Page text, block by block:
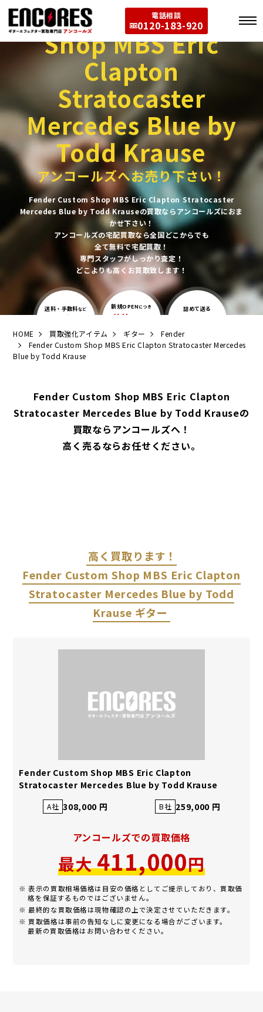
電話相談
0120-183-920
Fender Custom
Shop MBS Eric
Clapton
Stratocaster
Mercedes Blue by
Todd Krause
アンコールズへお売り下さい！
Fender Custom Shop MBS Eric Clapton Stratocaster
Mercedes Blue by Todd Krauseの買取ならアンコールズにおま
かせ下さい！
アンコールズの宅配買取なら全国どこからでも
全て無料で宅配買取！
専門スタッフがしっかり査定！
どこよりも高くお買取致します！
送料・手数料など
全て無料
0円
新規OPEN につき
他社
高価買取
詰めて送る
自宅
HOME 買取強化アイテム ギター
Fender
Fender Custom Shop MBS Eric Clapton Stratocaster Mercedes
Blue by Todd Krause
Fender Custom Shop MBS Eric Clapton
Stratocaster Mercedes Blue by Todd Krauseの
買取ならアンコールズへ！
高く売るならお任せください。
高く買取ります！
Fender Custom Shop MBS Eric Clapton
Stratocaster Mercedes Blue by Todd
Krause ギター
Fender Custom Shop MBS Eric Clapton
Stratocaster Mercedes Blue by Todd Krause
A社 308,000 円 B社 259,000 円
アンコールズでの買取価格
最大411,000円
※ 表示の買取相場価格は目安の価格としてご提示しており、買取価
格を保証するものではございません。
※ 最終的な買取価格は現物確認の上で決定させていただきます。
※ 買取価格は事前の告知なしに変更になる場合がございます。
最新の買取価格はお問い合わせください。